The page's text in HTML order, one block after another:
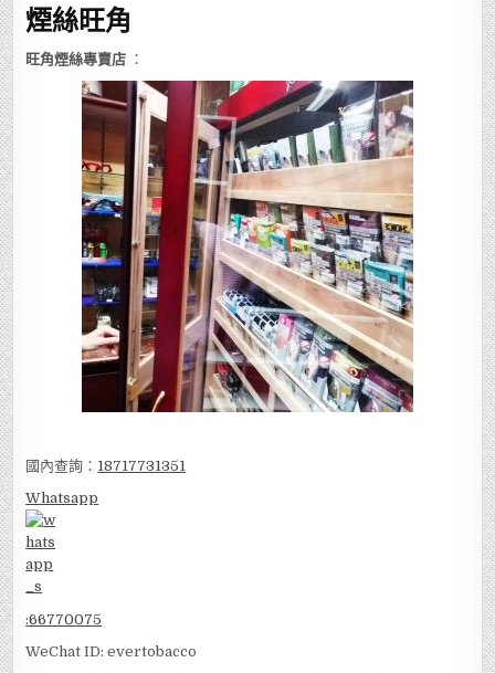
煙絲旺角
旺角煙絲專賣店 ：
國內查詢： 18717731351
Whatsapp
:66770075
WeChat ID: evertobacco